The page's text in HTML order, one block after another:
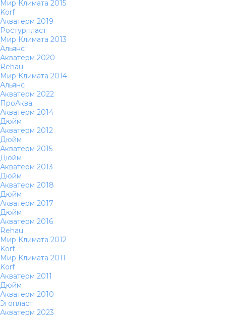
Мир Климата 2015
Korf
Акватерм 2019
Ростурпласт
Мир Климата 2013
Альянс
Акватерм 2020
Rehau
Мир Климата 2014
Альянс
Акватерм 2022
ПроАква
Акватерм 2014
Дюйм
Акватерм 2012
Дюйм
Акватерм 2015
Дюйм
Акватерм 2013
Дюйм
Акватерм 2018
Дюйм
Акватерм 2017
Дюйм
Акватерм 2016
Rehau
Мир Климата 2012
Korf
Мир Климата 2011
Korf
Акватерм 2011
Дюйм
Акватерм 2010
Эгопласт
Акватерм 2023